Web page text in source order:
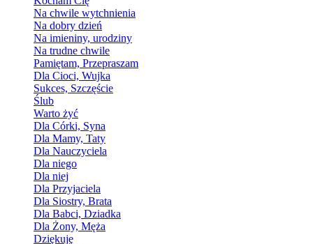
Na chwile wytchnienia
Na dobry dzień
Na imieniny, urodziny
Na trudne chwile
Pamiętam, Przepraszam
Dla Cioci, Wujka
Sukces, Szczęście
Ślub
Warto żyć
Dla Córki, Syna
Dla Mamy, Taty
Dla Nauczyciela
Dla niego
Dla niej
Dla Przyjaciela
Dla Siostry, Brata
Dla Babci, Dziadka
Dla Żony, Męża
Dziękuję